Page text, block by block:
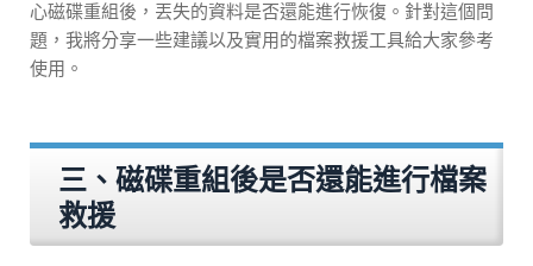
心磁碟重組後，丟失的資料是否還能進行恢復。針對這個問
題，我將分享一些建議以及實用的檔案救援工具給大家參考
使用。
三、磁碟重組後是否還能進行檔案
救援